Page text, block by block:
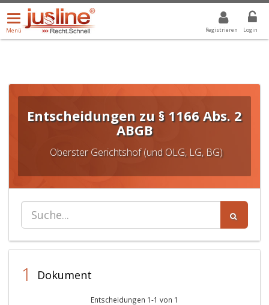
Registrieren Login
Menü
öffnen/schließen
Menü
ALLE DROPDOWN: GEWÄHLTER WERT IST ALLE
Entscheidungen zu § 1166 Abs. 2
ABGB
Oberster Gerichtshof (und OLG, LG, BG)
1 Dokument
Entscheidungen 1-1 von 1